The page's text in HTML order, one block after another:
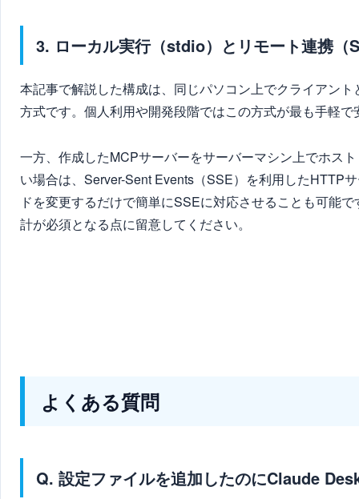
3. ローカル実行（stdio）とリモート連携（
本記事で解説した構成は、同じパソコン上でクライアン
方式です。個人利用や開発段階ではこの方式が最も手軽で
一方、作成したMCPサーバーをサーバーマシン上でホス
い場合は、Server-Sent Events（SSE）を利用したHTTP
ドを変更するだけで簡単にSSEに対応させることも可能
計が必須となる点に留意してください。
よくある質問
Q. 設定ファイルを追加したのにClaude